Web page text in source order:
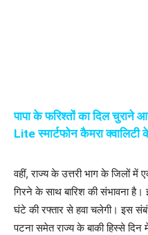
पापा के फरिश्तों का दिल
Lite स्मार्टफोन कैमरा क्वालिटी
वहीं, राज्य के उत्तरी भाग के जिलों
गिरने के साथ बारिश की संभावना
घंटे की रफ्तार से हवा चलेगी। इस
पटना समेत राज्य के बाकी हिस्से दिन